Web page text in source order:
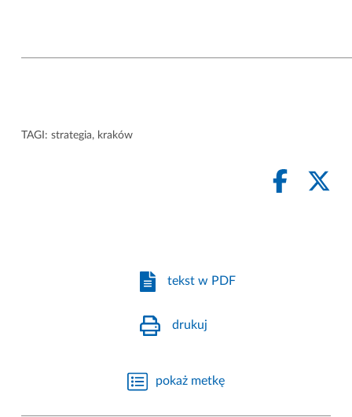
TAGI: strategia, kraków
tekst w PDF
drukuj
pokaż metkę